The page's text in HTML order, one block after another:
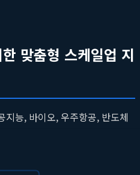
맞춤형 스케일업 지
능, 바이오, 우주항공, 반도체
산업으로, 긴 연구개발(R&D)
은 시장 진입 장벽이라는 특징을
이나 서비스 기반 스타트업과